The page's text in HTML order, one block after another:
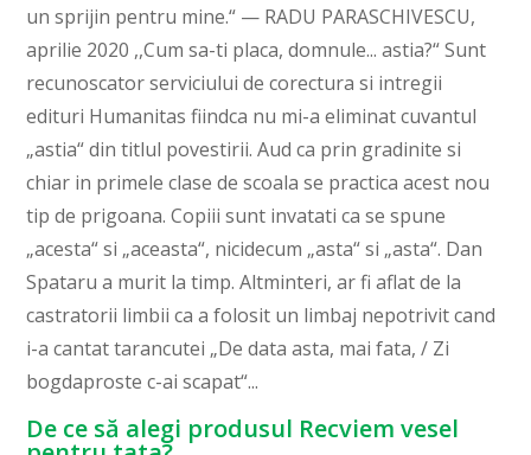
un sprijin pentru mine.“ — RADU PARASCHIVESCU,
aprilie 2020 ,,Cum sa-ti placa, domnule... astia?“ Sunt
recunoscator serviciului de corectura si intregii
edituri Humanitas fiindca nu mi-a eliminat cuvantul
„astia“ din titlul povestirii. Aud ca prin gradinite si
chiar in primele clase de scoala se practica acest nou
tip de prigoana. Copiii sunt invatati ca se spune
„acesta“ si „aceasta“, nici­de­cum „asta“ si „asta“. Dan
Spataru a murit la timp. Altminteri, ar fi aflat de la
castratorii limbii ca a folosit un limbaj nepotrivit cand
i-a cantat tarancutei „De data asta, mai fata, / Zi
bogdaproste c-ai scapat“...
De ce să alegi produsul Recviem vesel